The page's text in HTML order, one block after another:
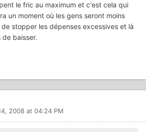
le fric au maximum et c'est cela qui
un moment où les gens seront moins
stopper les dépenses excessives et là
baisser.
2008 at 04:24 PM